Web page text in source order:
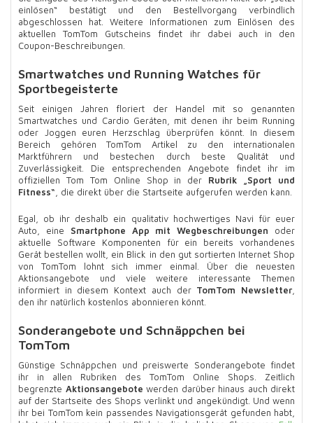
einlösen“ bestätigt und den Bestellvorgang verbindlich
abgeschlossen hat. Weitere Informationen zum Einlösen des
aktuellen TomTom Gutscheins findet ihr dabei auch in den
Coupon-Beschreibungen.
Smartwatches und Running Watches für
Sportbegeisterte
Seit einigen Jahren floriert der Handel mit so genannten
Smartwatches und Cardio Geräten, mit denen ihr beim Running
oder Joggen euren Herzschlag überprüfen könnt. In diesem
Bereich gehören TomTom Artikel zu den internationalen
Marktführern und bestechen durch beste Qualität und
Zuverlässigkeit. Die entsprechenden Angebote findet ihr im
offiziellen Tom Tom Online Shop in der Rubrik „Sport und
Fitness“ , die direkt über die Startseite aufgerufen werden kann.
Egal, ob ihr deshalb ein qualitativ hochwertiges Navi für euer
Auto, eine Smartphone App mit Wegbeschreibungen oder
aktuelle Software Komponenten für ein bereits vorhandenes
Gerät bestellen wollt, ein Blick in den gut sortierten Internet Shop
von TomTom lohnt sich immer einmal. Über die neuesten
Aktionsangebote und viele weitere interessante Themen
informiert in diesem Kontext auch derTomTom Newsletter
den ihr natürlich kostenlos abonnieren könnt.
Sonderangebote und Schnäppchen bei
TomTom
Günstige Schnäppchen und preiswerte Sonderangebote findet
ihr in allen Rubriken des TomTom Online Shops. Zeitlich
begrenzte Aktionsangebote werden darüber hinaus auch direkt
auf der Startseite des Shops verlinkt und angekündigt. Und wenn
ihr bei TomTom kein passendes Navigationsgerät gefunden habt,